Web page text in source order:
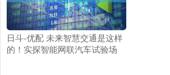
日斗-优配 未来智慧交通是这样
的！实探智能网联汽车试验场